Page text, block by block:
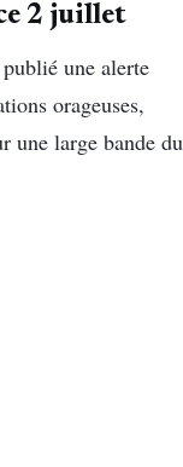
2 juillet
une alerte
orageuses,
une large bande du